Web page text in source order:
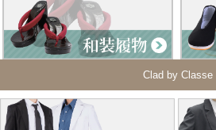
Clad by Classe